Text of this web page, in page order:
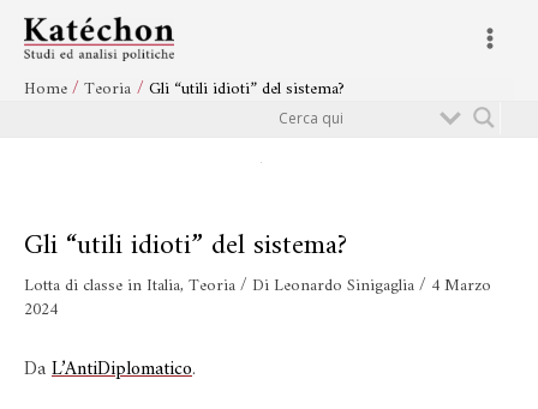
contenuto
Main
Home Teoria Gli “utili idioti” del sistema?
Gli “utili idioti” del sistema?
Lotta di classe in Italia, Teoria/ Di Leonardo Sinigaglia/ 4 Marzo
2024
DaL’AntiDiplomatico.
Navigazione
articoli